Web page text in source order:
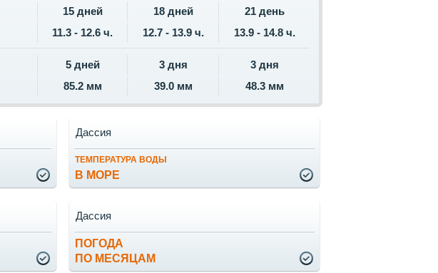
15 дней 18 дней
21 день
11.3 - 12.6 ч. 12.7 - 13.9 ч. 13.9 - 14.8 ч.
5 дней 3 дня
3 дня
85.2 мм 39.0 мм 48.3 мм
ТЕМПЕРАТУРА ВОДЫ
В МОРЕ
Дассия
ПОГОДА
ПО МЕСЯЦАМ
Дассия